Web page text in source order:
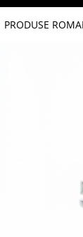
PRODUSE